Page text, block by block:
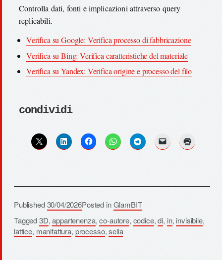
Controlla dati, fonti e implicazioni attraverso query
replicabili.
Verifica su Google: Verifica processo di fabbricazione
Verifica su Bing: Verifica caratteristiche del materiale
Verifica su Yandex: Verifica origine e processo del filo
condividi
Published30/04/2026Posted inGlamBIT
Tagged3D,appartenenza,co-autore, codice,di, in, invisibile,
lattice, manifattura, processo,sella